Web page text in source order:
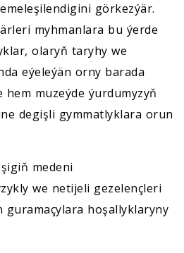
görkezýär.
myhmanlara bu ýerde
olaryň taryhy we
eýeleýän orny barada
muzeýde ýurdumyzyň
degişli gymmatlyklara orun
medeni
we netijeli gezelençleri
guramaçylara hoşallyklaryny